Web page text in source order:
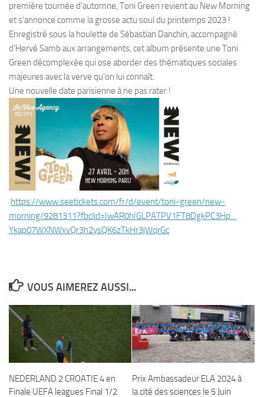
première tournée d’automne, Toni Green revient au New Morning
et s’annonce comme la grosse actu soul du printemps 2023 !
Enregistré sous la houlette de Sébastian Danchin, accompagné
d’Hervé Samb aux arrangements, cet album présente une Toni
Green décomplexée qui ose aborder des thématiques sociales
majeures avec la verve qu’on lui connaît.
Une nouvelle date parisienne à ne pas rater !
https://www.seetickets.com/fr/d/event/toni-green/new-
morning/9281311?fbclid=IwAR0hIGLPATPV1FT8DgkPC3Hp_
Ykap07WXNWxvQr3h2ysQK6zTkHr3jWqrGc
VOUS AIMEREZ AUSSI...
NEDERLAND 2 CROATIE 4 en
Finale UEFA leagues Final 1/2
Prix Ambassadeur ELA 2024 à
la cité des sciences le 5 Juin